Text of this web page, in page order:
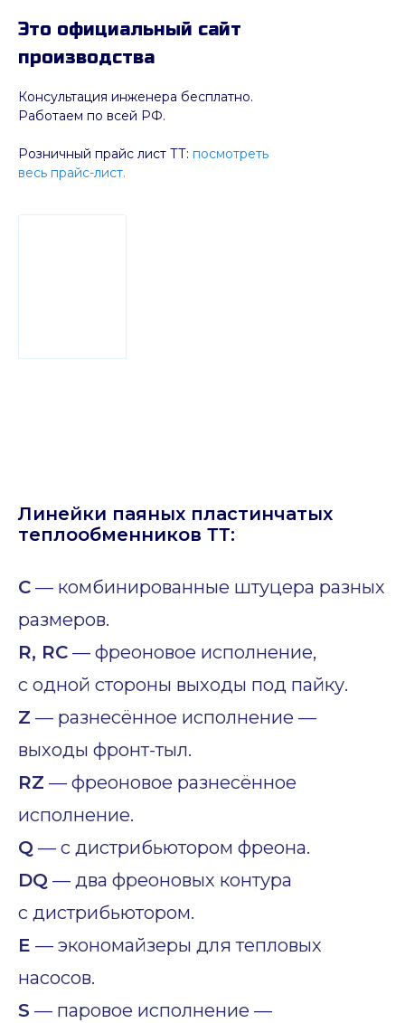
Консультация инженера бесплатно.
Работаем по всей РФ.
Розничный прайс лист ТТ: посмотреть
весь прайс-лист.
Это официальный сайт
производства
Линейки паяных пластинчатых
теплообменников ТТ:
C — комбинированные штуцера разных
размеров.
R, RC — фреоновое исполнение,
с одной стороны выходы под пайку.
Z — разнесённое исполнение —
выходы фронт-тыл.
RZ — фреоновое разнесённое
исполнение.
Q — с дистрибьютором фреона.
DQ — два фреоновых контура
с дистрибьютором.
E — экономайзеры для тепловых
насосов.
S — паровое исполнение —